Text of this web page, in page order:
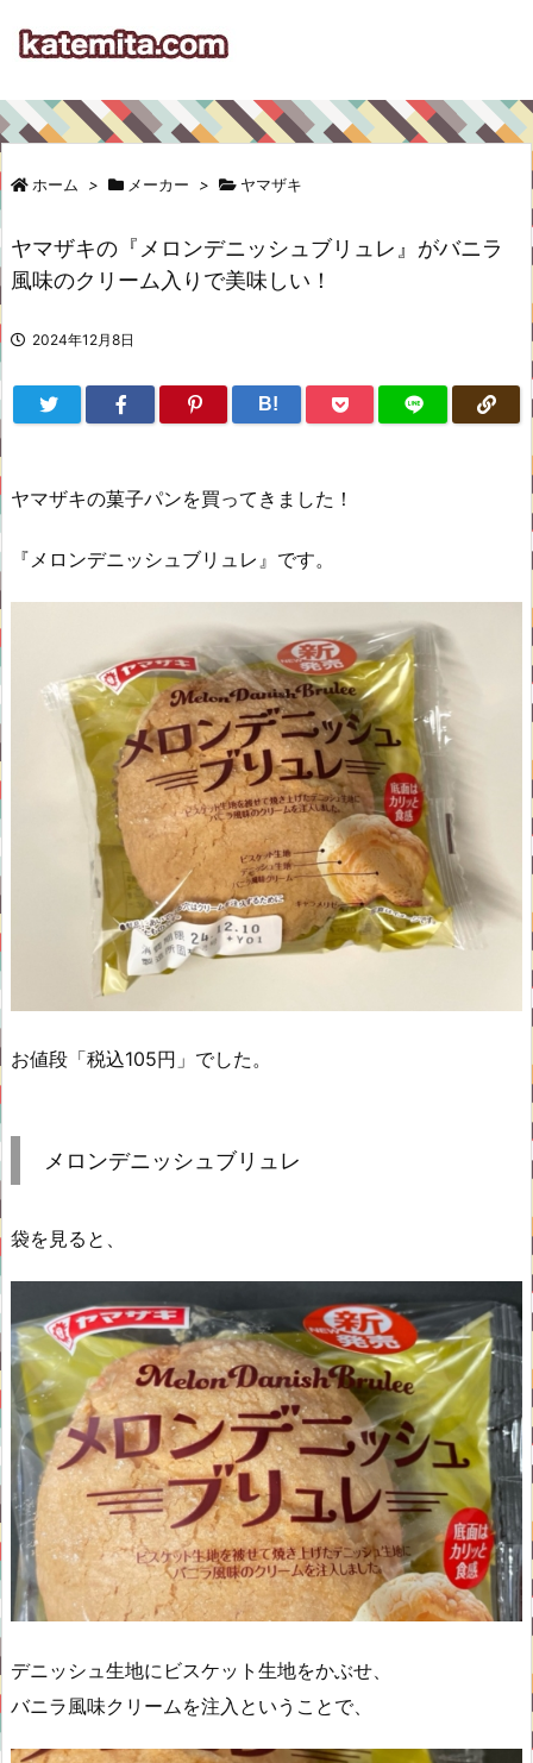
ホーム > メーカー > ヤマザキ
ヤマザキの『メロンデニッシュブリュレ』がバニラ
風味のクリーム入りで美味しい！
2024年12月8日
B!
ヤマザキの菓子パンを買ってきました！
『メロンデニッシュブリュレ』です。
お値段「税込105円」でした。
メロンデニッシュブリュレ
袋を見ると、
デニッシュ生地にビスケット生地をかぶせ、
バニラ風味クリームを注入ということで、